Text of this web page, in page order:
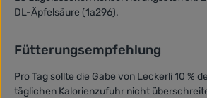
DL-Äpfelsäure (1a296).
Fütterungsempfehlung
Pro Tag sollte die Gabe von Leckerli 10 %
täglichen Kalorienzufuhr nicht